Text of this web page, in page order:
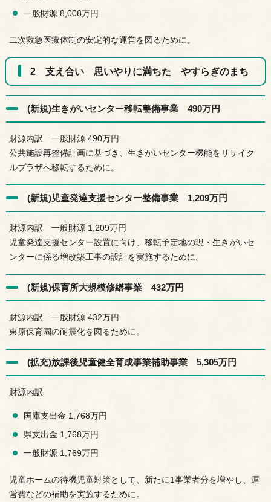
一般財源 8,008万円
二次救急医療体制の安定的な運営を図るために。
2 支え合い 思いやりに満ちた やすらぎのまち
(新規)生きがいセンター移転整備事業 490万円
財源内訳 一般財源 490万円
公共施設再整備計画に基づき、生きがいセンター機能をリサイク
ルプラザへ移転するために。
(新規)児童発達支援センター整備事業 1,209万円
財源内訳 一般財源 1,209万円
児童発達支援センター設置に向け、移転予定地の現・生きがいセ
ンターに係る増改築工事の設計を実施するために。
(新規)保育所大規模修繕事業 432万円
財源内訳 一般財源 432万円
東原保育園の耐震化を図るために。
(拡充)放課後児童健全育成事業補助事業 5,305万円
財源内訳
国庫支出金 1,768万円
県支出金 1,768万円
一般財源 1,769万円
児童ホームの待機児童対策として、新たに1事業者分を増やし、運
営費などの補助を実施するために。